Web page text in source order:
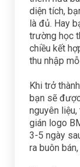
diện tích,
là đủ. Hay
trường học
chiều kết
thu nhập
Khi trở
bạn sẽ
nguyên
gián logo
3-5 ngày
ra buôn